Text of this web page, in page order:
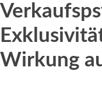
Wirkung